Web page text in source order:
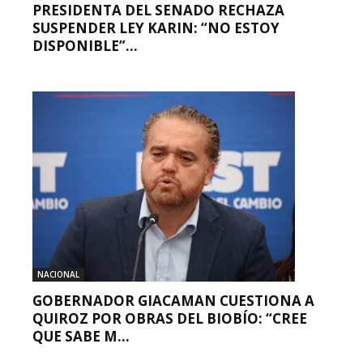
PRESIDENTA DEL SENADO RECHAZA
SUSPENDER LEY KARIN: “NO ESTOY
DISPONIBLE”...
NACIONAL
GOBERNADOR GIACAMAN CUESTIONA A
QUIROZ POR OBRAS DEL BIOBÍO: “CREE
QUE SABE M...